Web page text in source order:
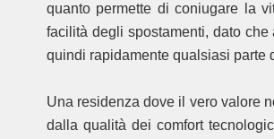
quanto permette di coniugare la
facilità degli spostamenti, dato
quindi rapidamente qualsiasi parte
Una residenza dove il vero valore
dalla qualità dei comfort